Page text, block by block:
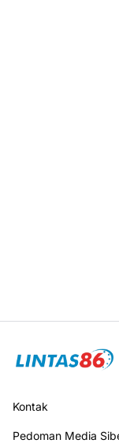
Kontak
Pedoman Media